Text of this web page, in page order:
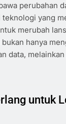
perubahan
teknologi yang
merubah
hanya
data,
untuk